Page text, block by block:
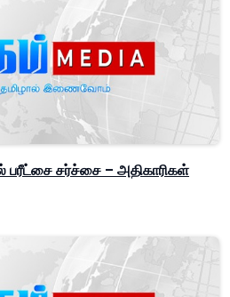
பரீட்சை சர்ச்சை – அதிகாரிகள்